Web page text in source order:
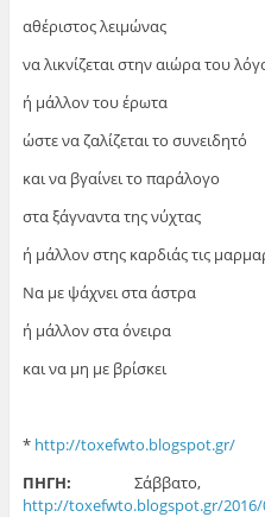
αθέριστος λειμώνας
να λικνίζεται στην αιώρα του
ή μάλλον του έρωτα
ώστε να ζαλίζεται το συνειδητό
και να βγαίνει το παράλογο
στα ξάγναντα της νύχτας
ή μάλλον στης καρδιάς τις
Να με ψάχνει στα άστρα
ή μάλλον στα όνειρα
και να μη με βρίσκει
* http://toxefwto.blogspot.gr/
ΠΗΓΗ: Σάββατο,
http://toxefwto.blogspot.gr/